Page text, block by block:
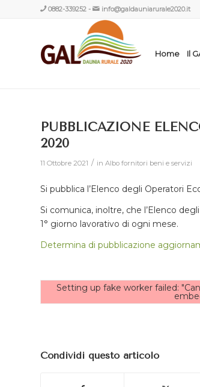
0882-339252 - info@galdauniarurale2020.it
Home Il
PUBBLICAZIONE
2020
11 Ottobre 2021 / in Albo fornitori beni e servizi
Si pubblica l’Elenco degli Operatori
Si comunica, inoltre, che l’Elenco
1° giorno lavorativo di ogni mese.
Determina di pubblicazione
Setting up fake worker failed:
Condividi questo articolo